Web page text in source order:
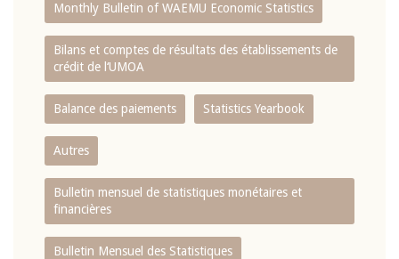
Monthly Bulletin of WAEMU Economic Statistics
Bilans et comptes de résultats des établissements de
crédit de l‘UMOA
Balance des paiements Statistics Yearbook
Autres
Bulletin mensuel de statistiques monétaires et
financières
Bulletin Mensuel des Statistiques